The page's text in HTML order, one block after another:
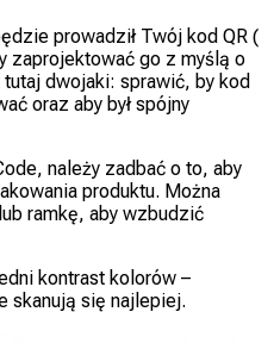
prowadził Twój kod QR (
zaprojektować go z myślą o
dwojaki: sprawić, by kod
oraz aby był spójny
należy zadbać o to, aby
produktu. Można
ramkę, aby wzbudzić
kontrast kolorów –
skanują się najlepiej.